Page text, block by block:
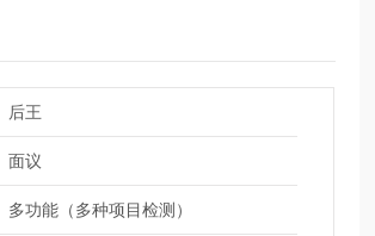
后王
面议
多功能（多种项目检测）